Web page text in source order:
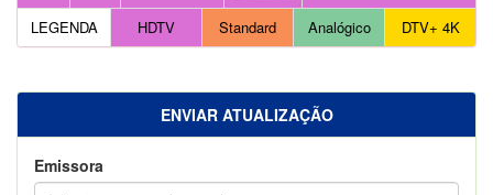
LEGENDA HDTV Standard Analógico DTV+ 4K
ENVIAR ATUALIZAÇÃO
Emissora